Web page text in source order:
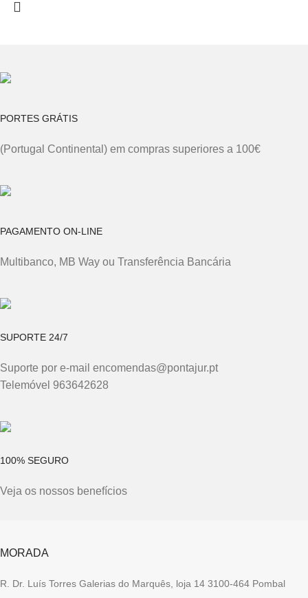
PORTES GRÁTIS
(Portugal Continental) em compras superiores a 100€
PAGAMENTO ON-LINE
Multibanco, MB Way ou Transferência Bancária
SUPORTE 24/7
Suporte por e-mail encomendas@pontajur.pt
Telemóvel 963642628
100% SEGURO
Veja os nossos benefícios
MORADA
R. Dr. Luís Torres Galerias do Marquês, loja 14 3100-464 Pombal